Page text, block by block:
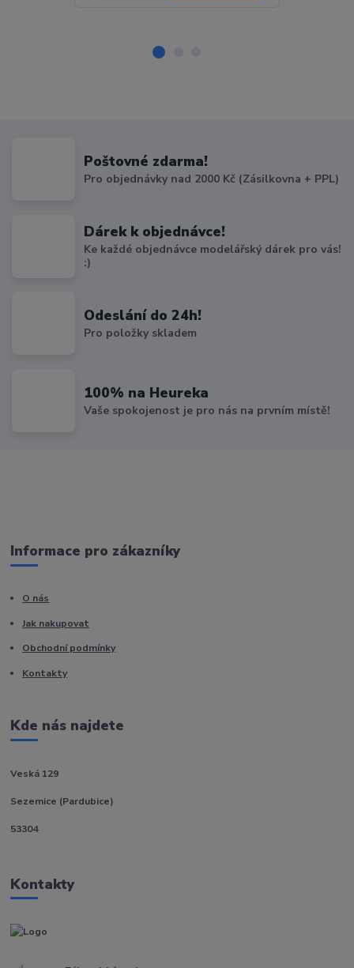
Poštovné zdarma!
Pro objednávky nad 2000 Kč (Zásilkovna + PPL)
Dárek k objednávce!
Ke každé objednávce modelářský dárek pro vás!
:)
Odeslání do 24h!
Pro položky skladem
100% na Heureka
Vaše spokojenost je pro nás na prvním místě!
Informace pro zákazníky
O nás
Jak nakupovat
Obchodní podmínky
Kontakty
Kde nás najdete
Veská 129
Sezemice (Pardubice)
53304
Kontakty